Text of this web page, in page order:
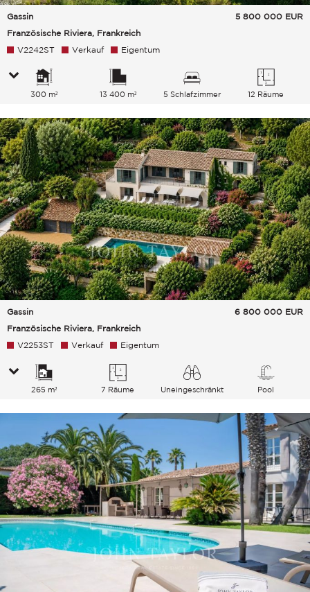
Gassin
Französische Riviera, Frankreich
5 800 000 EUR
V2242ST Verkauf Eigentum
300 m² 13 400 m² 5 Schlafzimmer 12 Räume
Gassin
Französische Riviera, Frankreich
6 800 000 EUR
V2253ST Verkauf Eigentum
265 m² 7 Räume
Uneingeschränkt
Pool